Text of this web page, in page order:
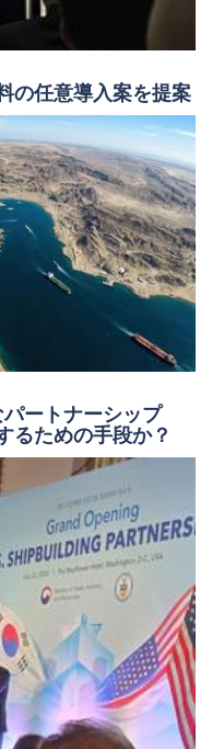
の任意導入案を提案
ートナーシップ
るための手段か？